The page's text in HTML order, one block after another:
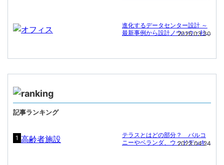
進化するデータセンター設計 ～
最新事例から設計ノウハウ・社
2026.03.30
記事ランキング
1
テラスとはどの部分？ バルコ
ニーやベランダ、ウッドデッキ
2023.04.24